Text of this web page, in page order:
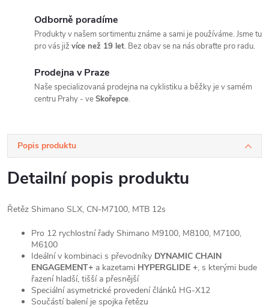
Odborně poradíme
Produkty v našem sortimentu známe a sami je používáme. Jsme tu
pro vás již více než 19 let. Bez obav se na nás obraťte pro radu.
Prodejna v Praze
Naše specializovaná prodejna na cyklistiku a běžky je v samém
centru Prahy - veSkořepce.
Popis produktu
Detailní popis produktu
Řetěz Shimano SLX, CN-M7100, MTB 12s
Pro 12 rychlostní řady Shimano M9100, M8100, M7100,
M6100
Ideální v kombinaci s převodníky DYNAMIC CHAIN
ENGAGEMENT+ a kazetami HYPERGLIDE +, s kterými bude
řazení hladší, tišší a přesnější
Speciální asymetrické provedení článků HG-X12
Součástí balení je spojka řetězu